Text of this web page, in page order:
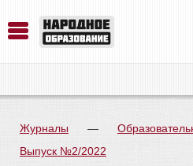
Журналы —
Выпуск №2/2022